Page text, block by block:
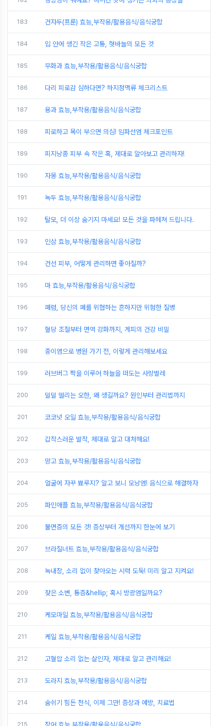
183 건자두(프룬) 효능,부작용/활용음식/음식궁합
184 입 안에 생긴 작은 고통, 혓바늘의 모든 것
185 무화과 효능,부작용/활용음식/음식궁합
186 다리 피로감 심하다면? 하지정맥류 체크리스트
187 용과 효능,부작용/활용음식/음식궁합
188 피로하고 목이 부으면 의심! 임파선염 체크포인트
189 피지낭종 피부 속 작은 혹, 제대로 알아보고 관리하자!
190 자몽 효능,부작용/활용음식/음식궁합
191 녹두 효능,부작용/활용음식/음식궁합
192 탈모, 더 이상 숨기지 마세요! 모든 것을 파헤쳐 드립니다.
193 인삼 효능,부작용/활용음식/음식궁합
194 건선 피부, 어떻게 관리하면 좋아질까?
195 마 효능,부작용/활용음식/음식궁합
196 폐렴, 당신의 폐를 위협하는 흔하지만 위험한 질병
197 혈당 조절부터 면역 강화까지, 계피의 건강 비밀
198 중이염으로 병원 가기 전, 이렇게 관리해보세요
199 러브버그 짝을 이루어 하늘을 떠도는 사랑벌레
200 덜덜 떨리는 오한, 왜 생길까요? 원인부터 관리법까지
201 코코넛 오일 효능,부작용/활용음식/음식궁합
202 갑작스러운 발작, 제대로 알고 대처해요!
203 망고 효능,부작용/활용음식/음식궁합
204 얼굴에 자꾸 뾰루지? 알고 보니 모낭염! 음식으로 해결하자
205 파인애플 효능,부작용/활용음식/음식궁합
206 불면증의 모든 것! 증상부터 개선까지 한눈에 보기
207 브라질너트 효능,부작용/활용음식/음식궁합
208 녹내장, 소리 없이 찾아오는 시력 도둑! 미리 알고 지켜요!
209 잦은 소변, 통증&hellip; 혹시 방광염일까요?
210 케모마일 효능,부작용/활용음식/음식궁합
211 케일 효능,부작용/활용음식/음식궁합
212 고혈압 소리 없는 살인자, 제대로 알고 관리해요!
213 도라지 효능,부작용/활용음식/음식궁합
214 숨쉬기 힘든 천식, 이제 그만! 증상과 예방, 치료법
215